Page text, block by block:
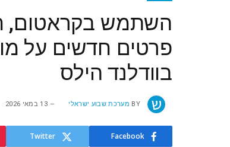
השתמש בקראטום,
פרטים חדשים על
בוודלנד הילס
BY מערכת שבוע ישראלי 13 במאי 2026
Facebook
Twitter